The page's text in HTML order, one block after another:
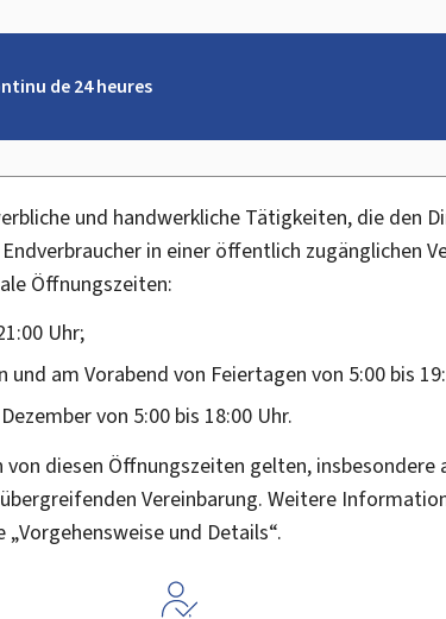
de 24 heures
und handwerkliche Tätigkeiten, die den
in einer öffentlich zugänglichen
Öffnungszeiten:
Uhr;
am Vorabend von Feiertagen von 5:00 bis
von 5:00 bis 18:00 Uhr.
diesen Öffnungszeiten gelten, insbesondere
Vereinbarung. Weitere
und Details“.